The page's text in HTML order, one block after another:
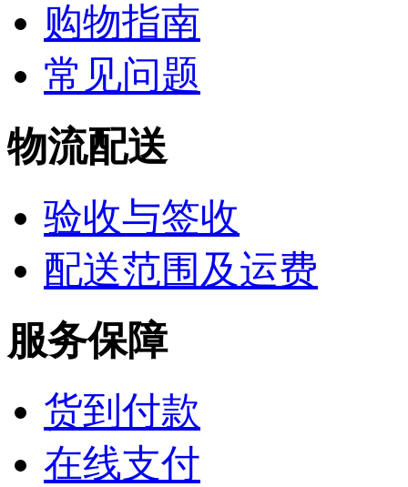
购物指南
常见问题
物流配送
验收与签收
配送范围及运费
服务保障
货到付款
在线支付